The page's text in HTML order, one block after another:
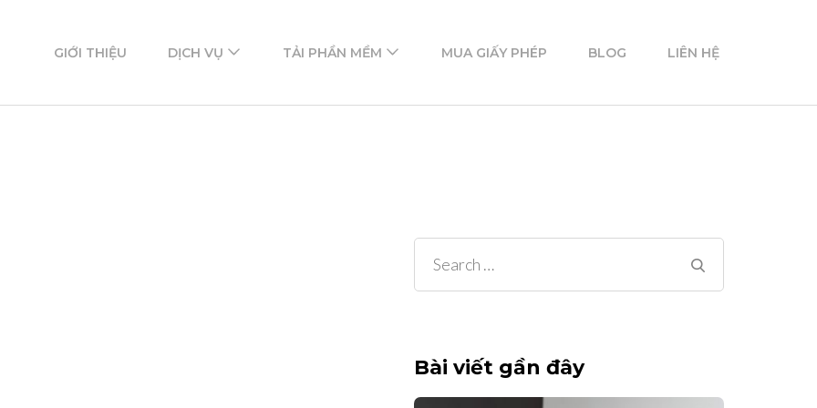
GIỚI THIỆU DỊCH VỤ TẢI PHẦN MỀM MUA GIẤY PHÉP BLOG LIÊN HỆ
Search
for:
Bài viết gần đây